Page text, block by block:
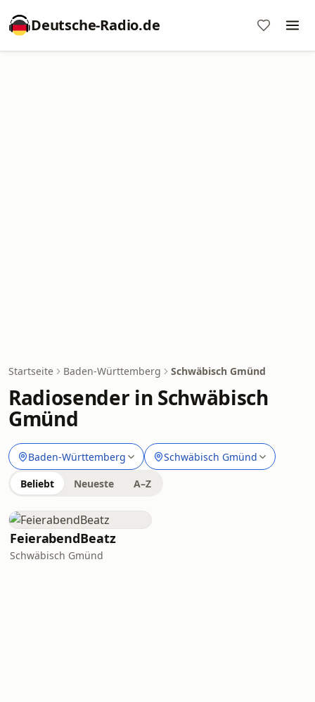
Deutsche-Radio.de
Startseite Baden-Württemberg Schwäbisch Gmünd
Radiosender in Schwäbisch
Gmünd
Baden-Württemberg Schwäbisch Gmünd
Beliebt Neueste A–Z
FeierabendBeatz
Schwäbisch Gmünd